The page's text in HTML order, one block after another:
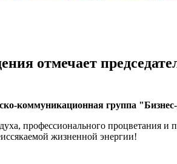
отмечает
коммуникационная группа
профессионального процветания
жизненной энергии!